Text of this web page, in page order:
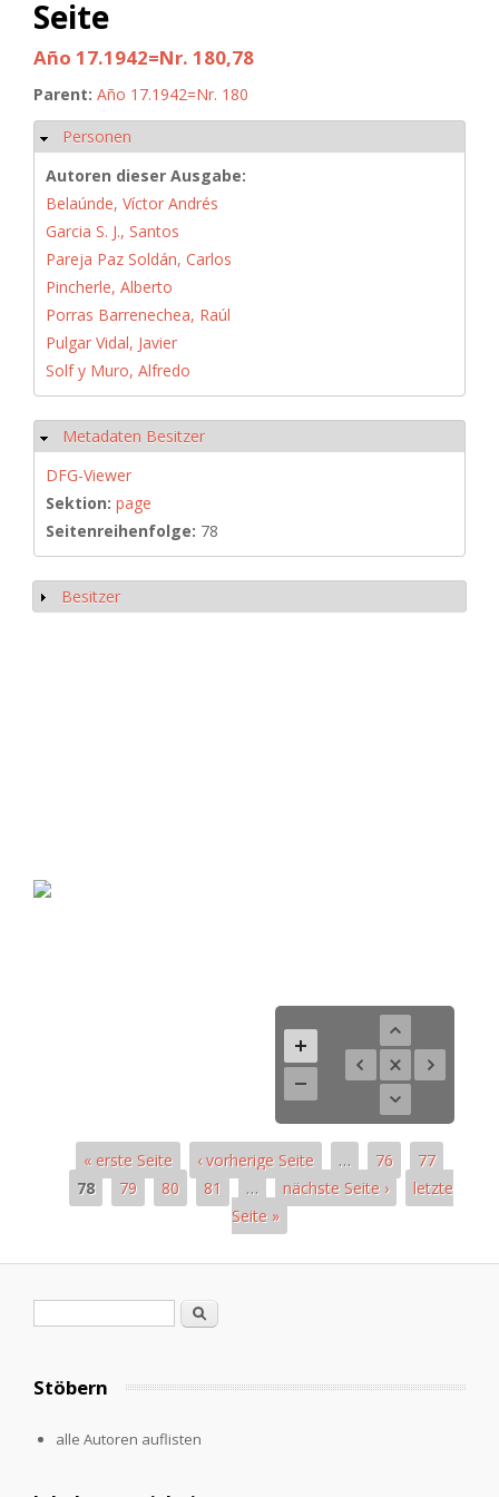
Seite
Año 17.1942=Nr. 180,78
Parent: Año 17.1942=Nr. 180
Ausblenden
Personen
Autoren dieser Ausgabe:
Belaúnde, Víctor Andrés
Garcia S. J., Santos
Pareja Paz Soldán, Carlos
Pincherle, Alberto
Porras Barrenechea, Raúl
Pulgar Vidal, Javier
Solf y Muro, Alfredo
Ausblenden
Metadaten Besitzer
DFG-Viewer
Sektion: page
Seitenreihenfolge: 78
Anzeigen
Besitzer
« erste Seite ‹ vorherige Seite … 76
77
78
79 80 81 … nächste Seite ›
letzte
Seite »
Suche
Stöbern
alle Autoren auflisten